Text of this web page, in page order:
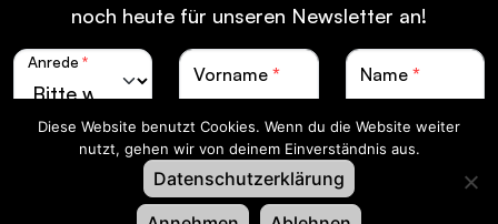
noch heute für unseren Newsletter an!
Anrede *
Vorname * Name *
Sprache *
Diese Website benutzt Cookies. Wenn du die Website weiter
nutzt, gehen wir von deinem Einverständnis aus.
Datenschutzerklärung